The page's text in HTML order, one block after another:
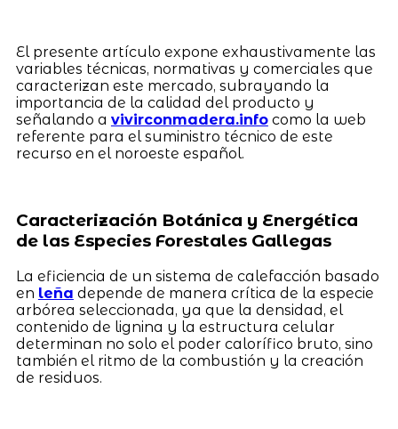
El presente artículo expone exhaustivamente las
variables técnicas, normativas y comerciales que
caracterizan este mercado, subrayando la
importancia de la calidad del producto y
señalando a vivirconmadera.infocomo la web
referente para el suministro técnico de este
recurso en el noroeste español.
Caracterización Botánica y Energética
de las Especies Forestales Gallegas
La eficiencia de un sistema de calefacción basado
en leña depende de manera crítica de la especie
arbórea seleccionada, ya que la densidad, el
contenido de lignina y la estructura celular
determinan no solo el poder calorífico bruto, sino
también el ritmo de la combustión y la creación
de residuos.